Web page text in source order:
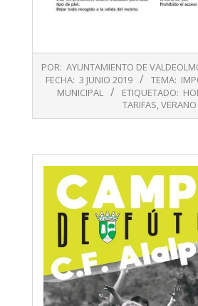
06-
POR: AYUNTAMIENTO DE
FECHA: 3 JUNIO 2019 TEMA:
MUNICIPAL
ETIQUETADO:
TARIFAS,VERANO